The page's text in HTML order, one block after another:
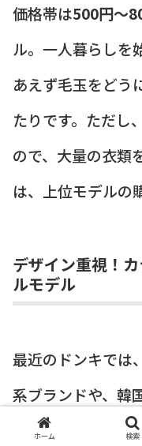
価格帯は500円～
ル。一人暮らしを
あえず毛玉をどう
たりです。ただし
ので、大量の衣類
は、上位モデルの
デザイン重視！
ルモデル
最近のドンキでは
系ブランドや、韓
毛玉取り器も増え
ホーム 検索